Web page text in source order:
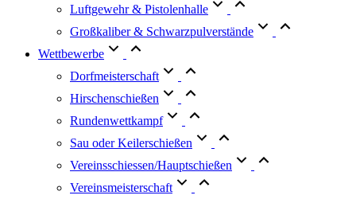
Luftgewehr & Pistolenhalle
Großkaliber & Schwarzpulverstände
Wettbewerbe
Dorfmeisterschaft
Hirschenschießen
Rundenwettkampf
Sau oder Keilerschießen
Vereinsschiessen/Hauptschießen
Vereinsmeisterschaft